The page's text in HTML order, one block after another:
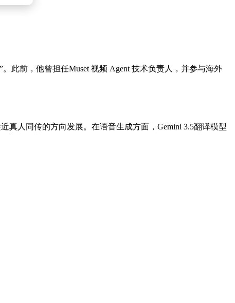
此前，他曾担任Muset 视频 Agent 技术负责人，并参与海外
真人同传的方向发展。在语音生成方面，Gemini 3.5翻译模型